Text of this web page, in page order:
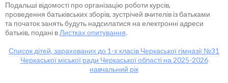
Подальші відомості про організацію роботи курсів,
проведення батьківських зборів, зустрічей вчителів із батьками
та початок занять будуть надсилатися на електронні адреси
батьків, подані в Листках опитування.
Список дітей, зарахованих до 1-х класів Черкаської гімназії №31
Черкаської міської ради Черкаської області на 2025-2026
навчальний рік